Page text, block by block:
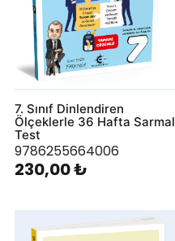
7. Sınıf Dinlendiren
Ölçeklerle 36 Hafta Sarmal
Test
9786255664006
230,00 ₺